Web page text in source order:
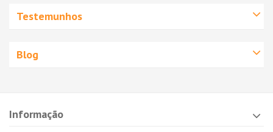
Testemunhos
Blog
Informação